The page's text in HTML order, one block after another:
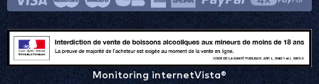
Monitoring internetVista®